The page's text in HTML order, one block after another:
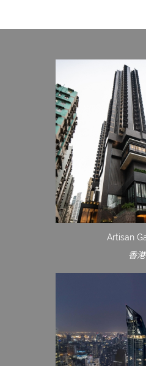
Artisan
香港